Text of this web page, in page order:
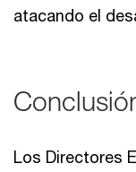
atacando el
Los Directores